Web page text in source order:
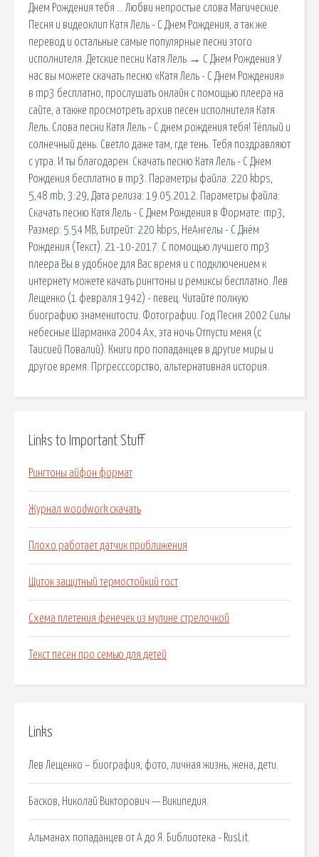
Днем Рождения тебя … Любви непростые слова Магические.
Песня и видеоклип Катя Лель - С Днем Рождения, а так же
перевод и остальные самые популярные песни этого
исполнителя. Детские песни Катя Лель → С Днем Рождения У
нас вы можете скачать песню «Катя Лель - С Днем Рождения»
в mp3 бесплатно, прослушать онлайн с помощью плеера на
сайте, а также просмотреть архив песен исполнителя Катя
Лель. Слова песни Катя Лель - С днем рождения тебя! Тёплый и
солнечный день. Светло даже там, где тень. Тебя поздравляют
с утра. И ты благодарен. Скачать песню Катя Лель - С Днем
Рождения бесплатно в mp3. Параметры файла: 220 kbps,
5,48 mb, 3:29, Дата релиза: 19.05.2012. Параметры файла:
Скачать песню Катя Лель - С Днем Рождения в Формате: mp3,
Размер: 5.54 MB, Битрейт: 220 kbps, НеАнгелы - С Днём
Рождения (Текст). 21-10-2017. С помощью лучшего mp3
плеера Вы в удобное для Вас время и с подключением к
интернету можете качать рингтоны и ремиксы бесплатно. Лев
Лещенко (1 февраля 1942) - певец. Читайте полную
биографию знаменитости. Фотографии. Год Песня 2002 Силы
небесные Шарманка 2004 Ах, эта ночь Отпусти меня (с
Таисией Повалий). Книги про попаданцев в другие миры и
другое время. Пргресссорство, альтернативная история.
Links to Important Stuff
Рингтоны айфон формат
Журнал woodwork скачать
Плохо работает датчик приближения
Щиток защитный термостойкий гост
Схема плетения фенечек из мулине стрелочкой
Текст песен про семью для детей
Links
Лев Лещенко – биография, фото, личная жизнь, жена, дети.
Басков, Николай Викторович — Википедия.
Альманах попаданцев от А до Я. Библиотека - RusLit.